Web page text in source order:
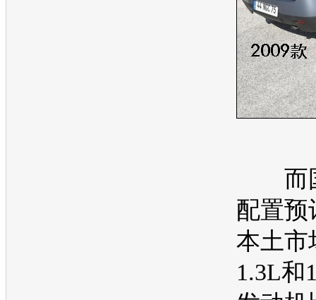
而
配置预
本土市
1.3L和